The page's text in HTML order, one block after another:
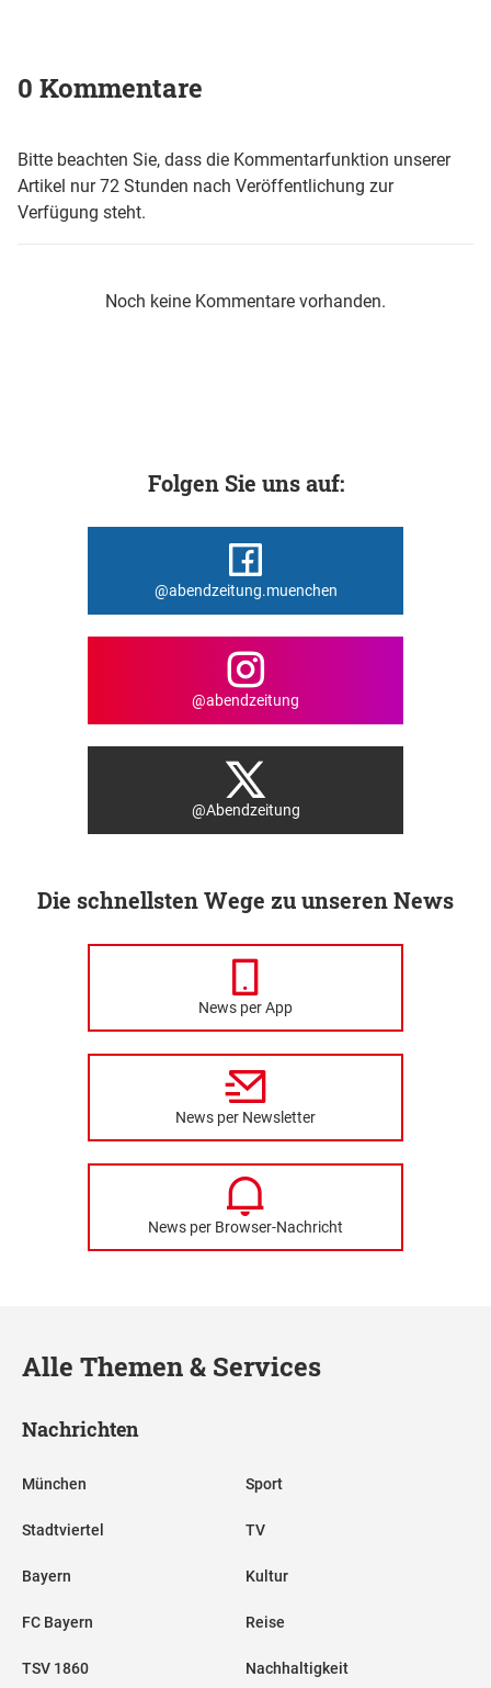
0 Kommentare
Bitte beachten Sie, dass die Kommentarfunktion unserer
Artikel nur 72 Stunden nach Veröffentlichung zur
Verfügung steht.
Noch keine Kommentare vorhanden.
Folgen Sie uns auf:
@abendzeitung.muenchen
@abendzeitung
@Abendzeitung
Die schnellsten Wege zu unseren News
News per App
News per Newsletter
News per Browser-Nachricht
Alle Themen & Services
Nachrichten
München
Stadtviertel
Bayern
FC Bayern
TSV 1860
Sport
TV
Kultur
Reise
Nachhaltigkeit